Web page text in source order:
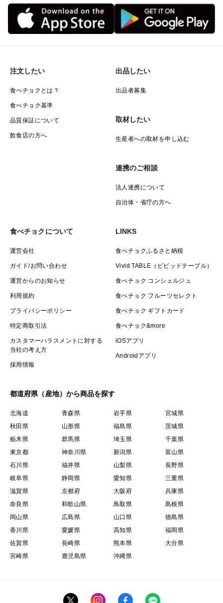
注文したい
食べチョクとは？
食べチョク基準
品質保証について
飲食店の方へ
出品したい
出品者募集
取材したい
生産者への取材を申し込む
連携のご相談
法人連携について
自治体・省庁の方へ
食べチョクについて
運営会社
ガイド/お問い合わせ
運営からのお知らせ
利用規約
プライバシーポリシー
特定商取引法
カスタマーハラスメントに対する
当社の考え方
採用情報
LINKS
食べチョクふるさと納税
Vivid TABLE（ビビッドテーブル）
食べチョク コンシェルジュ
食べチョク フルーツセレクト
食べチョク ギフトカード
食べチョク&more
iOSアプリ
Androidアプリ
都道府県（産地）から商品を探す
北海道 青森県 岩手県
宮城県
秋田県
山形県 福島県
茨城県
栃木県
群馬県 埼玉県
千葉県
東京都
神奈川県 新潟県
富山県
石川県
福井県 山梨県
長野県
岐阜県
静岡県 愛知県
三重県
滋賀県
京都府 大阪府
兵庫県
奈良県
和歌山県 鳥取県
島根県
岡山県
広島県 山口県
徳島県
香川県
愛媛県 高知県
福岡県
佐賀県
長崎県 熊本県
大分県
宮崎県
鹿児島県 沖縄県